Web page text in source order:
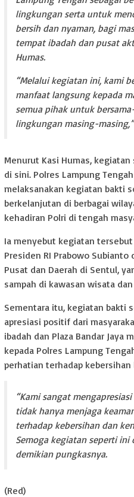
lingkungan serta untuk
bersih dan nyaman, bagi
tempat ibadah dan pusat
Humas.
“Melalui kegiatan ini, kami
manfaat langsung kepada
semua pihak untuk
lingkungan masing-
Menurut Kasi Humas,
di sini. Polres Lampung
melaksanakan kegiatan bakti
berkelanjutan di berbagai
kehadiran Polri di tengah
Ia menyebut kegiatan
Presiden RI Prabowo Subianto
Pusat dan Daerah di Sentul,
sampah di kawasan wisata
Sementara itu, kegiatan bakti
apresiasi positif dari
ibadah dan Plaza Bandar Jaya
kepada Polres Lampung
perhatian terhadap
“Kami sangat
tidak hanya menjaga
terhadap kebersihan dan
Semoga kegiatan seperti ini
demikian pungkasnya.
(Red)